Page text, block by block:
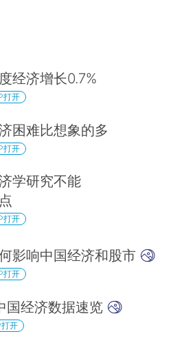
经济增长0.7%
打开
困难比想象的多
打开
学研究不能
打开
影响中国经济和股市
打开
国经济数据速览
开